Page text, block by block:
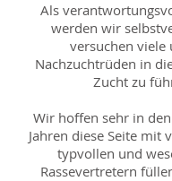
Als
werden wir
versuchen viele
Nachzuchtrüden in
Zucht zu
Wir hoffen sehr in
Jahren diese Seite mit
typvollen und
Rassevertretern